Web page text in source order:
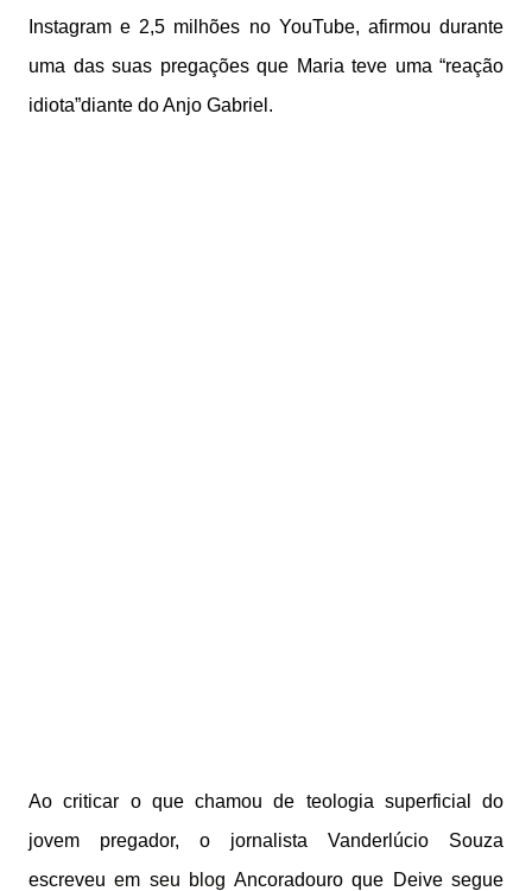
Instagram e 2,5 milhões no YouTube, afirmou durante
uma das suas pregações que Maria teve uma “reação
idiota”diante do Anjo Gabriel.
Ao criticar o que chamou de teologia superficial do
jovem pregador, o jornalista Vanderlúcio Souza
escreveuem seu blogAncoradouro que Deive segue